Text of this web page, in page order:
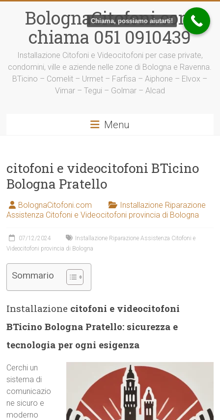
contenutoBolognaCitofoni.com
chiama 051 0910439
Installazione Citofoni e Videocitofoni per case private,
condomini, ville e aziende nelle zone di Bologna e Ravenna.
BTicino – Comelit – Urmet – Farfisa – Aiphone – Elvox –
Vimar – Tegui – Golmar – Alcad
Menu
citofoni e videocitofoni BTicino
Bologna Pratello
BolognaCitofoni.com
Installazione Riparazione
Assistenza Citofoni e Videocitofoni provincia di Bologna
07/12/2024
Installazione Riparazione Assistenza Citofoni e
Videocitofoni provincia di Bologna
Sommario
Installazione citofoni e videocitofoni
BTicino Bologna Pratello: sicurezza e
tecnologia per ogni esigenza
Cerchi un
sistema di
comunicazio
ne sicuro e
moderno
Chiama, possiamo aiutarti!